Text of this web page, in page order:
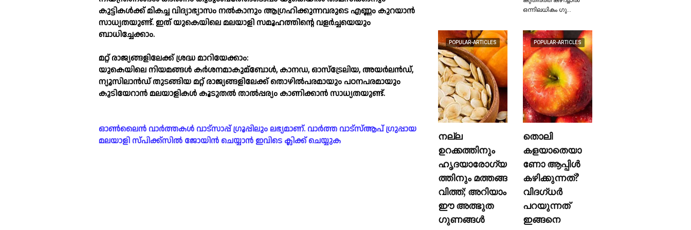
കുട്ടികള്‍ക്ക് മികച്ച വിദ്യാഭ്യാസം നല്‍കാനും ആഗ്രഹിക്കുന്നവരുടെ എണ്ണം കുറയാന്‍
സാധ്യതയുണ്ട്. ഇത് യുകെയിലെ മലയാളി സമൂഹത്തിന്റെ വളര്‍ച്ചയെയും
ബാധിച്ചേക്കാം.
മറ്റ് രാജ്യങ്ങളിലേക്ക് ശ്രദ്ധ മാറിയേക്കാം:
യുകെയിലെ നിയമങ്ങള്‍ കര്‍ശനമാകുമ്ബോള്‍, കാനഡ, ഓസ്ട്രേലിയ, അയര്‍ലന്‍ഡ്,
ന്യൂസിലാന്‍ഡ് തുടങ്ങിയ മറ്റ് രാജ്യങ്ങളിലേക്ക് തൊഴില്‍പരമായും പഠനപരമായും
കുടിയേറാന്‍ മലയാളികള്‍ കൂടുതല്‍ താല്‍പ്പര്യം കാണിക്കാന്‍ സാധ്യതയുണ്ട്.
ഓൺലൈൻ വാർത്തകൾ വാട്സാപ്പ് ഗ്രൂപ്പിലും ലഭ്യമാണ്. വാർത്ത വാട്സ്ആപ് ഗ്രുപ്പായ
മലയാളി സ്പിക്ക്സിൽ ജോയിൻ ചെയ്യാൻ ഇവിടെ ക്ലിക്ക് ചെയ്യുക
ഒന്നിലധികം ഗു…
POPULAR-ARTICLES
നല്ല
ഉറക്കത്തിനും
ഹൃദയാരോഗ്യ
ത്തിനും മത്തങ്ങ
വിത്ത്; അറിയാം
ഈ അത്ഭുത
ഗുണങ്ങള്‍
POPULAR-ARTICLES
തൊലി
കളയാതെയാ
ണോ ആപ്പിള്‍
കഴിക്കുന്നത്?
വിദഗ്ധര്‍
പറയുന്നത്
ഇങ്ങനെ